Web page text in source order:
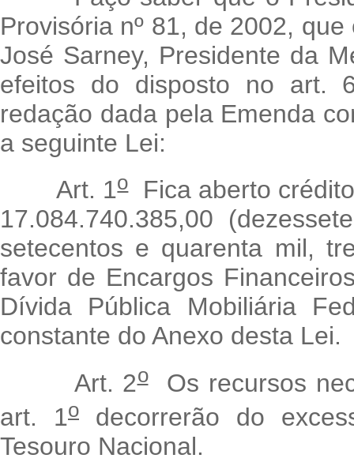
Provisória nº 81, de 2002,
José Sarney, Presidente da
efeitos do disposto no art.
redação dada pela Emenda
a seguinte Lei:
Art. 1oFica aberto
17.084.740.385,00
setecentos e quarenta mil,
favor de Encargos
Dívida Pública Mobiliária
constante do Anexo desta Lei.
Art. 2oOs recursos
art. 1o decorrerão do
Tesouro Nacional.